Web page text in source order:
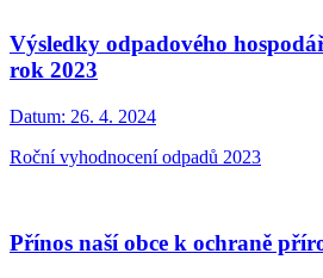
Výsledky odpadového
rok 2023
Datum: 26. 4. 2024
Roční vyhodnocení odpadů 2023
Přínos naší obce k ochraně